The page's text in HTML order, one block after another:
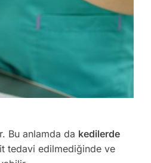
Bu anlamda da kedilerde
tedavi edilmediğinde ve